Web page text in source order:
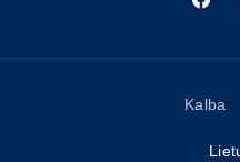
Kalba